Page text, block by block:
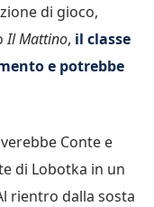
di gioco,
Il Mattino, il classe
e potrebbe
Conte e
di Lobotka in un
rientro dalla sosta